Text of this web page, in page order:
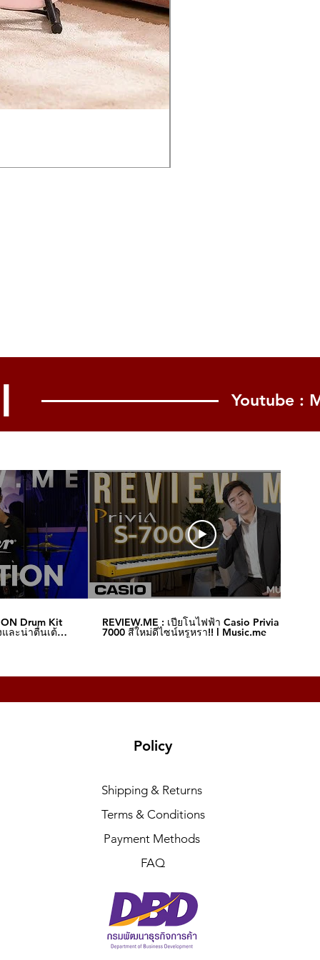
Youtube :
Drum Kit
ละน่าตื่นเต้น‼️
REVIEW.ME : เปียโนไฟฟ้า Casio Privia S-
7000 สีใหม่ดีไซน์หรูหรา!! l Music.me
Policy
Shipping & Returns
Terms & Conditions
Payment Methods
FAQ